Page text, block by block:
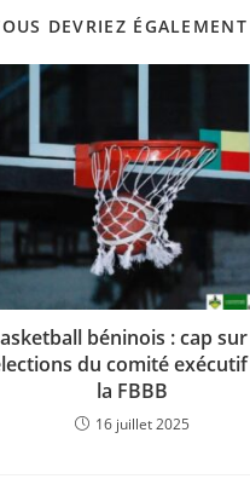
e
b
o
o
k
er s
A
p
p
y
Li
k
g
er
DEVRIEZ
béninois : cap
du comité
la FBBB
16 juillet 2025